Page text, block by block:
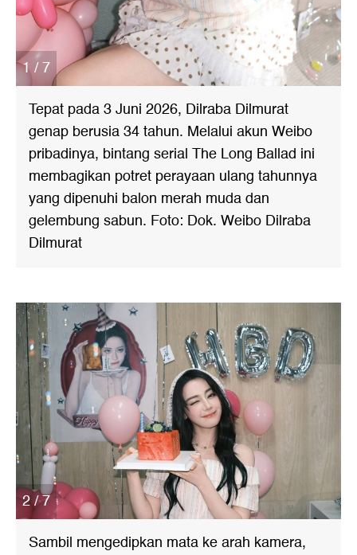
1 / 7
Tepat pada 3 Juni 2026, Dilraba Dilmurat
genap berusia 34 tahun. Melalui akun Weibo
pribadinya, bintang serial The Long Ballad ini
membagikan potret perayaan ulang tahunnya
yang dipenuhi balon merah muda dan
gelembung sabun. Foto: Dok. Weibo Dilraba
Dilmurat
2 / 7
Sambil mengedipkan mata ke arah kamera,